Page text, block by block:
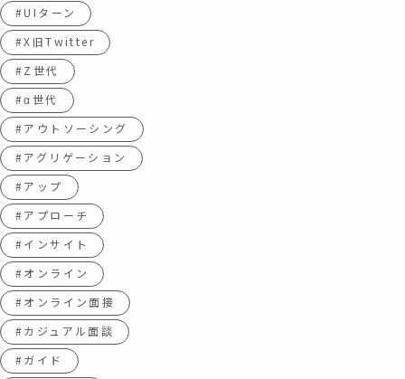
#UIターン
#X旧Twitter
#Z世代
#α世代
#アウトソーシング
#アグリゲーション
#アップ
#アプローチ
#インサイト
#オンライン
#オンライン面接
#カジュアル面談
#ガイド